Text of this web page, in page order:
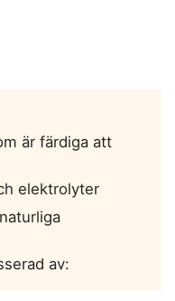
är färdiga att
elektrolyter
av: